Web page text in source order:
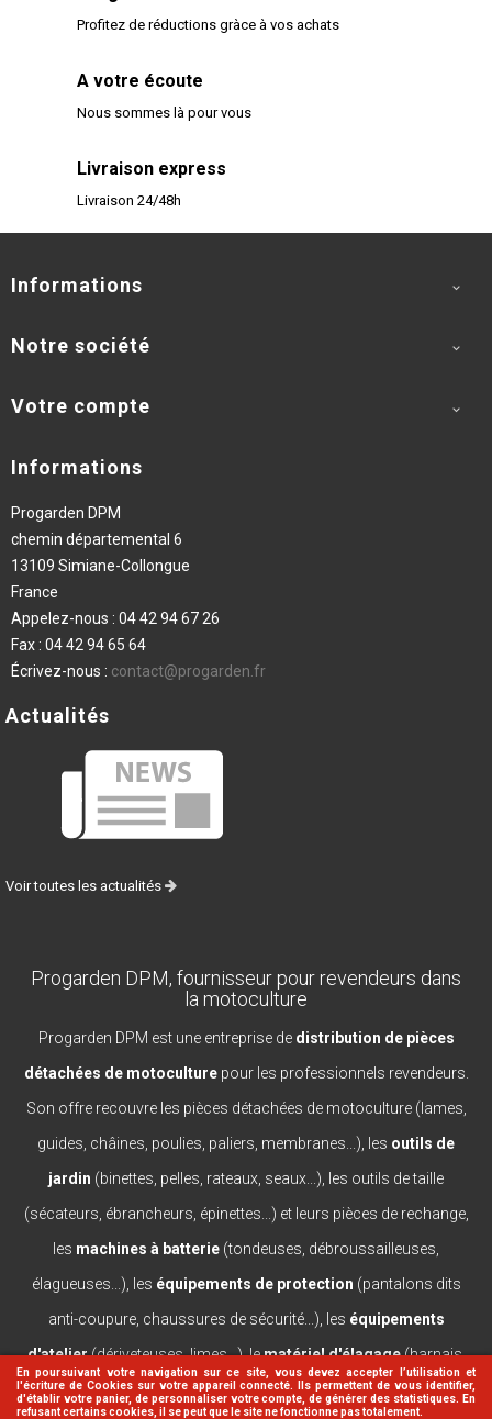
En poursuivant votre navigation sur ce site, vous devez accepter l’utilisation et
l'écriture de Cookies sur votre appareil connecté. Ils permettent de vous identifier,
d'établir votre panier, de personnaliser votre compte, de générer des statistiques. En
refusant certains cookies, il se peut que le site ne fonctionne pas totalement.
Profitez de réductions gràce à vos achats
A votre écoute
Nous sommes là pour vous
Livraison express
Livraison 24/48h
Informations 
Notre société 
Votre compte 
Informations
Progarden DPM
chemin départemental 6
13109 Simiane-Collongue
France
Appelez-nous : 04 42 94 67 26
Fax : 04 42 94 65 64
Écrivez-nous : contact@progarden.fr
Actualités
Voir toutes les actualités
Progarden DPM, fournisseur pour revendeurs dans
la motoculture
Progarden DPM est une entreprise de distribution de pièces
détachées de motoculturepour les professionnels revendeurs.
Son offre recouvre les pièces détachées de motoculture (lames,
guides, châines, poulies, paliers, membranes...), les outils de
jardin (binettes, pelles, rateaux, seaux...), les outils de taille
(sécateurs, ébrancheurs, épinettes...) et leurs pièces de rechange,
les machines à batterie (tondeuses, débroussailleuses,
élagueuses...), les équipements de protection (pantalons dits
anti-coupure, chaussures de sécurité...), les équipements
d'atelier(dériveteuses, limes...), lematériel d'élagage(harnais,
casques, lanceurs...).